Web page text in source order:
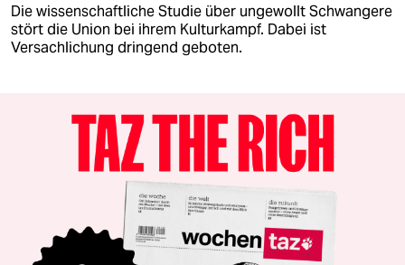
Die wissenschaftliche Studie über ungewollt Schwangere
stört die Union bei ihrem Kulturkampf. Dabei ist
Versachlichung dringend geboten.